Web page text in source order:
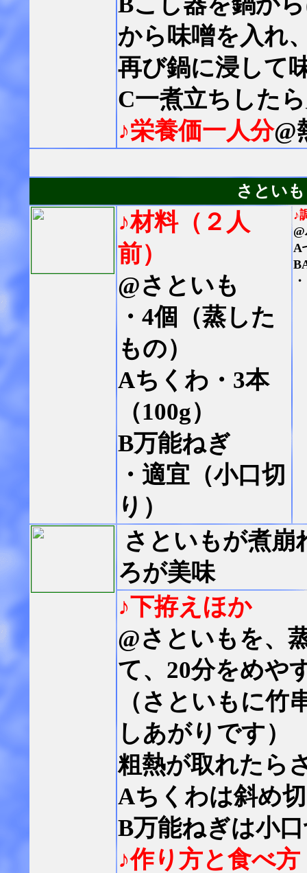
から味噌を入れ
再び鍋に浸して
C一煮立ちした
♪栄養価一人分@
さとい
♪材料（２人
前）
@さといも
・4個（蒸した
もの）
Aちくわ・3本
（100g）
B万能ねぎ
・適宜（小口切
り）
♪
A
さといもが煮崩
ろが美味
♪下拵えほか
@さといもを、
て、20分をめや
（さといもに竹
しあがりです）
粗熱が取れたら
Aちくわは斜め
B万能ねぎは小
♪作り方と食べ方